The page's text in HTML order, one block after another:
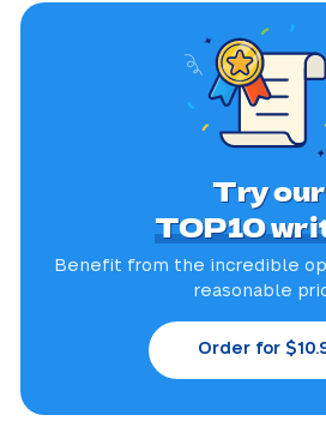
Try our
TOP10
Benefit from the incredible
reasonable
Order for